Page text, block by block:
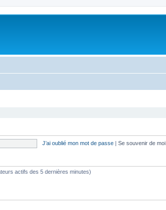
J’ai oublié mon mot de passe | Se souvenir de moi
actifs des 5 dernières minutes)